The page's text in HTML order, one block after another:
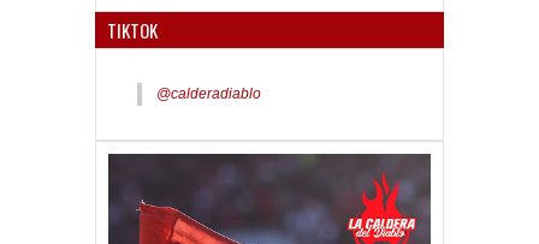
TIKTOK
@calderadiablo